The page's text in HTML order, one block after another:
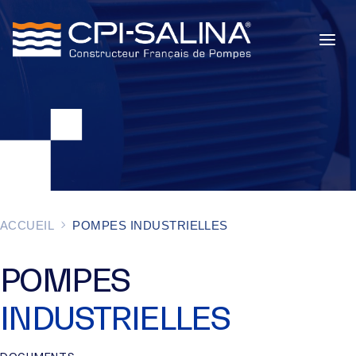
SERVICES
À PROPOS
ACCUEIL POMPES INDUSTRIELLES
POMPES
INDUSTRIELLES